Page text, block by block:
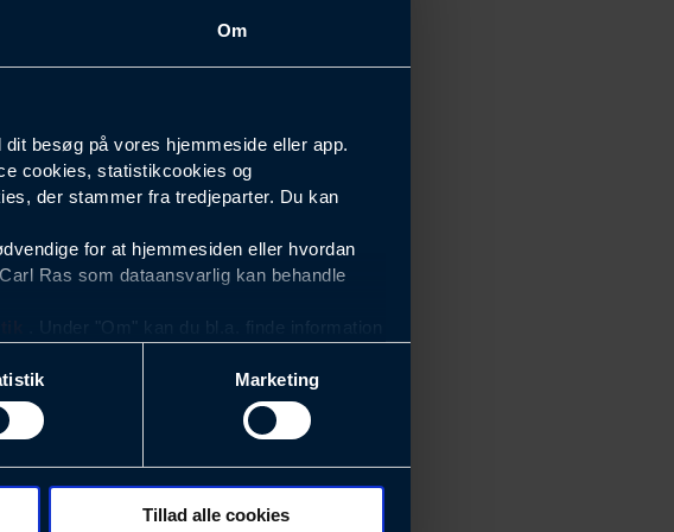
Om
besøg på vores hjemmeside eller app.
cookies, statistikcookies og
der stammer fra tredjeparter. Du kan
for at hjemmesiden eller hvordan
Ras som dataansvarlig kan behandle
. Under "Om" kan du bl.a. finde information
og effektiviteten af vores
og som derfor skal være nemme at
browsertype, søgeord, IP-adresse,
anvendes.
Marketing
Tillad alle cookies